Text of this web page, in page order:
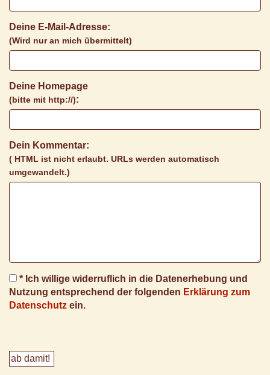
Deine E-Mail-Adresse:
(Wird nur an mich übermittelt)
Deine Homepage
(bitte mit http://):
Dein Kommentar:
( HTML ist nicht erlaubt. URLs werden automatisch
umgewandelt.)
* Ich willige widerruflich in die Datenerhebung und
Nutzung entsprechend der folgenden Erklärung zum
Datenschutz ein.